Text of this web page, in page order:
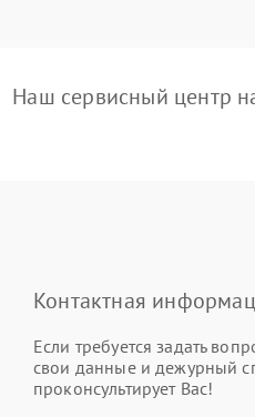
Наш сервисный центр
Контактная
Если требуется задать
свои данные и дежурный
проконсультирует Вас!